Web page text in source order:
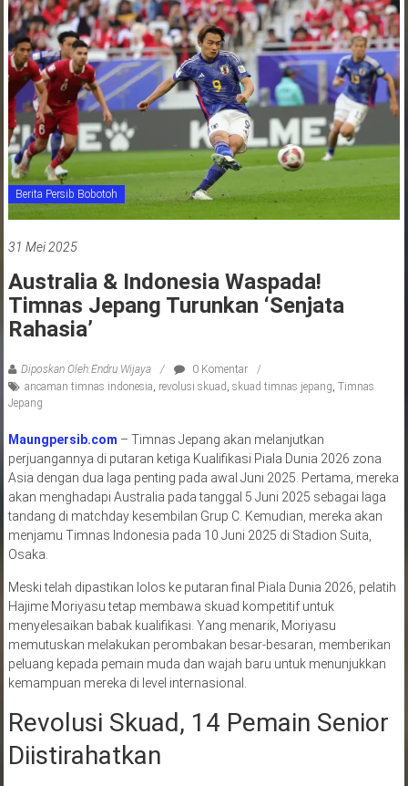
bandung
jawa
barat
indonesia
Berita Persib Bobotoh
31 Mei 2025
Australia & Indonesia Waspada!
Timnas Jepang Turunkan ‘Senjata
Rahasia’
Diposkan Oleh:Endru Wijaya
0 Komentar
ancaman timnas indonesia revolusi skuad skuad timnas jepang Timnas
Jepang
Maungpersib.com – Timnas Jepang akan melanjutkan
perjuangannya di putaran ketiga Kualifikasi Piala Dunia 2026 zona
Asia dengan dua laga penting pada awal Juni 2025. Pertama, mereka
akan menghadapi Australia pada tanggal 5 Juni 2025 sebagai laga
tandang di matchday kesembilan Grup C. Kemudian, mereka akan
menjamu Timnas Indonesia pada 10 Juni 2025 di Stadion Suita,
Osaka.
Meski telah dipastikan lolos ke putaran final Piala Dunia 2026, pelatih
Hajime Moriyasu tetap membawa skuad kompetitif untuk
menyelesaikan babak kualifikasi. Yang menarik, Moriyasu
memutuskan melakukan perombakan besar-besaran, memberikan
peluang kepada pemain muda dan wajah baru untuk menunjukkan
kemampuan mereka di level internasional.
Revolusi Skuad, 14 Pemain Senior
Diistirahatkan